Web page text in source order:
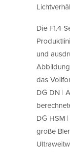
Die F1.4-
und
das
DG DN |
DG HSM
große